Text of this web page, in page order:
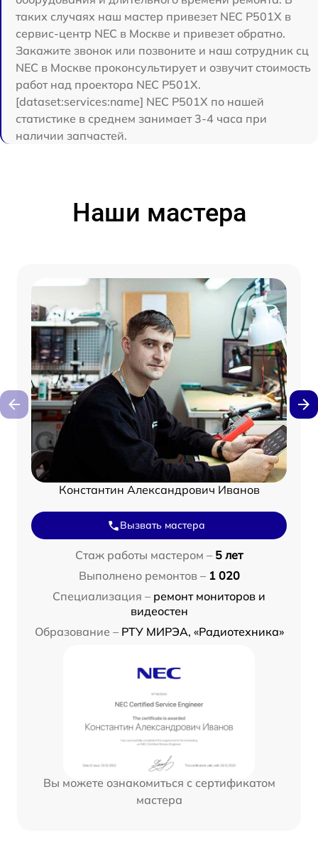
таких случаях наш мастер привезет NEC P501X в
сервис-центр NEC в Москве и привезет обратно.
Закажите звонок или позвоните и наш сотрудник сц
NEC в Москве проконсультирует и озвучит стоимость
работ над проектора NEC P501X.
[dataset:services:name] NEC P501X по нашей
статистике в среднем занимает 3-4 часа при
наличии запчастей.
Наши мастера
Константин Александрович Иванов
Вызвать мастера
Стаж работы мастером – 5 лет
Выполнено ремонтов – 1 020
Специализация – ремонт мониторов и
видеостен
Образование – РТУ МИРЭА, «Радиотехника»
Вы можете ознакомиться с сертификатом
мастера